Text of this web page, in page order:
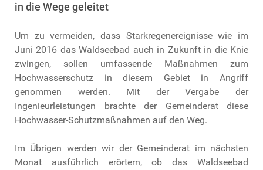
in die Wege geleitet
Um zu vermeiden, dass Starkregenereignisse wie im
Juni 2016 das Waldseebad auch in Zukunft in die Knie
zwingen, sollen umfassende Maßnahmen zum
Hochwasserschutz in diesem Gebiet in Angriff
genommen werden. Mit der Vergabe der
Ingenieurleistungen brachte der Gemeinderat diese
Hochwasser-Schutzmaßnahmen auf den Weg.
Im Übrigen werden wir der Gemeinderat im nächsten
Monat ausführlich erörtern, ob das Waldseebad